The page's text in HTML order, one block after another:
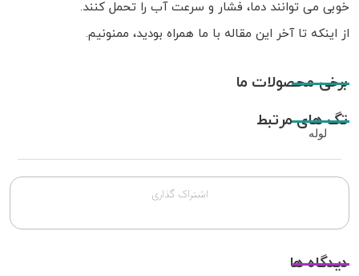
خوبی می توانند دما، فشار و سرعت آب را تحمل کنند.
از اینکه تا آخر این مقاله با ما همراه بودید، ممنونیم.
برخی محصولات ما
تگ های مرتبط
لوله
اشتراک گذاری
دیدگاه ها